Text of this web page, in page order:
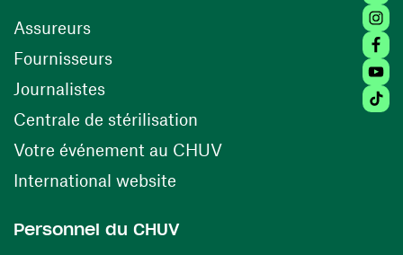
Assureurs
Fournisseurs(ouvre une nouvelle fenêtre)
Journalistes
Centrale de stérilisation (ouvre une nouvelle
Votre événement au CHUV(ouvre une nouvelle
International website
Personnel du CHUV